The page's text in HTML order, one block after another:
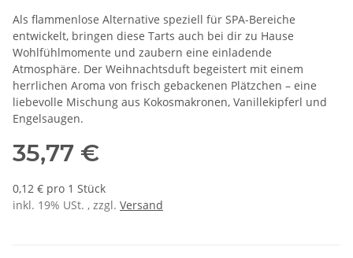
Als flammenlose Alternative speziell für SPA-Bereiche
entwickelt, bringen diese Tarts auch bei dir zu Hause
Wohlfühlmomente und zaubern eine einladende
Atmosphäre. Der Weihnachtsduft begeistert mit einem
herrlichen Aroma von frisch gebackenen Plätzchen – eine
liebevolle Mischung aus Kokosmakronen, Vanillekipferl und
Engelsaugen.
35,77 €
0,12 € pro 1 Stück
inkl. 19% USt. , zzgl. Versand